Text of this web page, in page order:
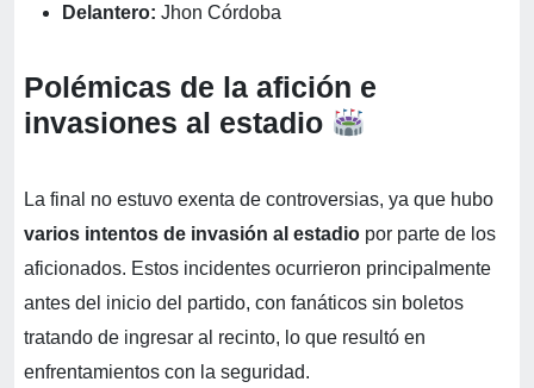
Delantero: Jhon Córdoba
Polémicas de la afición e
invasiones al estadio
La final no estuvo exenta de controversias, ya que hubo
varios intentos de invasión al estadio por parte de los
aficionados. Estos incidentes ocurrieron principalmente
antes del inicio del partido, con fanáticos sin boletos
tratando de ingresar al recinto, lo que resultó en
enfrentamientos con la seguridad.